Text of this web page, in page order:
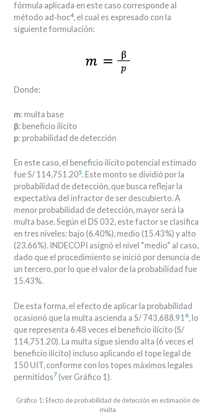
fórmula aplicada en este caso corresponde al
método ad-hoc4, el cual es expresado con la
siguiente formulación:
Donde:
m: multa base
β: beneficio ilícito
p: probabilidad de detección
En este caso, el beneficio ilícito potencial estimado
fue S/ 114,751.205. Este monto se dividió por la
probabilidad de detección, que busca reflejar la
expectativa del infractor de ser descubierto. A
menor probabilidad de detección, mayor será la
multa base. Según el DS 032, este factor se clasifica
en tres niveles: bajo (6.40%), medio (15.43%) y alto
(23.66%). INDECOPI asignó el nivel “medio” al caso,
dado que el procedimiento se inició por denuncia de
un tercero, por lo que el valor de la probabilidad fue
15.43%.
De esta forma, el efecto de aplicar la probabilidad
ocasionó que la multa ascienda a S/ 743,688.91 6, lo
que representa 6.48 veces el beneficio ilícito (S/
114,751.20). La multa sigue siendo alta (6 veces el
beneficio ilícito) incluso aplicando el tope legal de
150 UIT, conforme con los topes máximos legales
permitidos7(ver Gráfico 1).
Gráfico 1: Efecto de probabilidad de detección en estimación de
multa